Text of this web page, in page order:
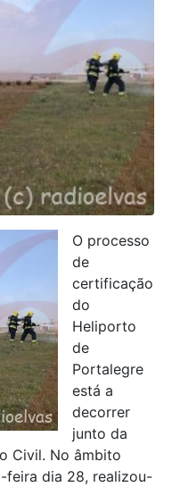
O processo
de
certificação
do
Heliporto
de
Portalegre
está a
decorrer
junto da
Civil. No âmbito
feira dia 28, realizou-